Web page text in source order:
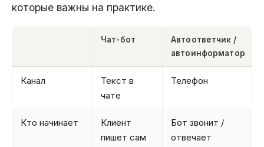
которые важны на практике.
Чат-бот
Автоответчик /
автоинформатор
Канал
Текст в
чате
Телефон
Кто начинает
Клиент
пишет сам
Бот звонит /
отвечает